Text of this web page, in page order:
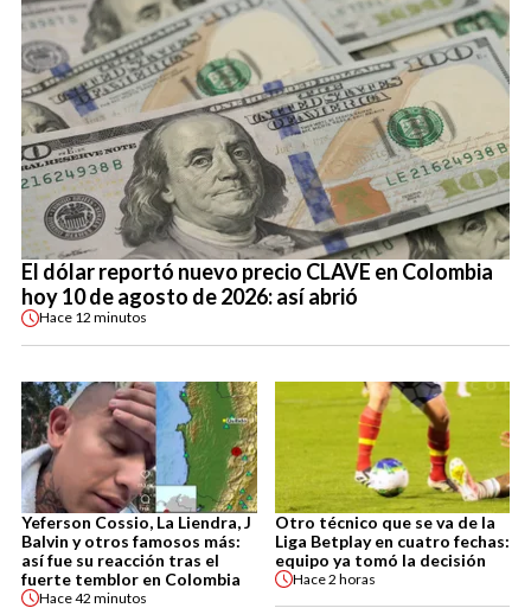
El dólar reportó nuevo precio CLAVE en Colombia
hoy 10 de agosto de 2026: así abrió
Hace 12 minutos
Yeferson Cossio, La Liendra, J
Balvin y otros famosos más:
así fue su reacción tras el
fuerte temblor en Colombia
Hace42 minutos
Otro técnico que se va de la
Liga Betplay en cuatro fechas:
equipo ya tomó la decisión
Hace2 horas